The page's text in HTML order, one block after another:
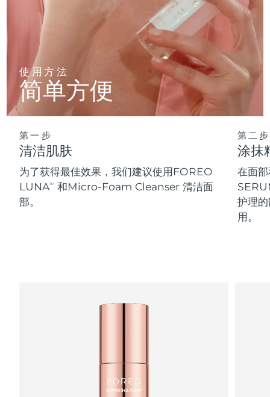
使用方法
简单方便
第一步
清洁肌肤
为了获得最佳效果，我们建议使用FOREO
LUNATM
和Micro-Foam Cleanser 清洁面
部。
第二步
涂抹
在面
护理
用。